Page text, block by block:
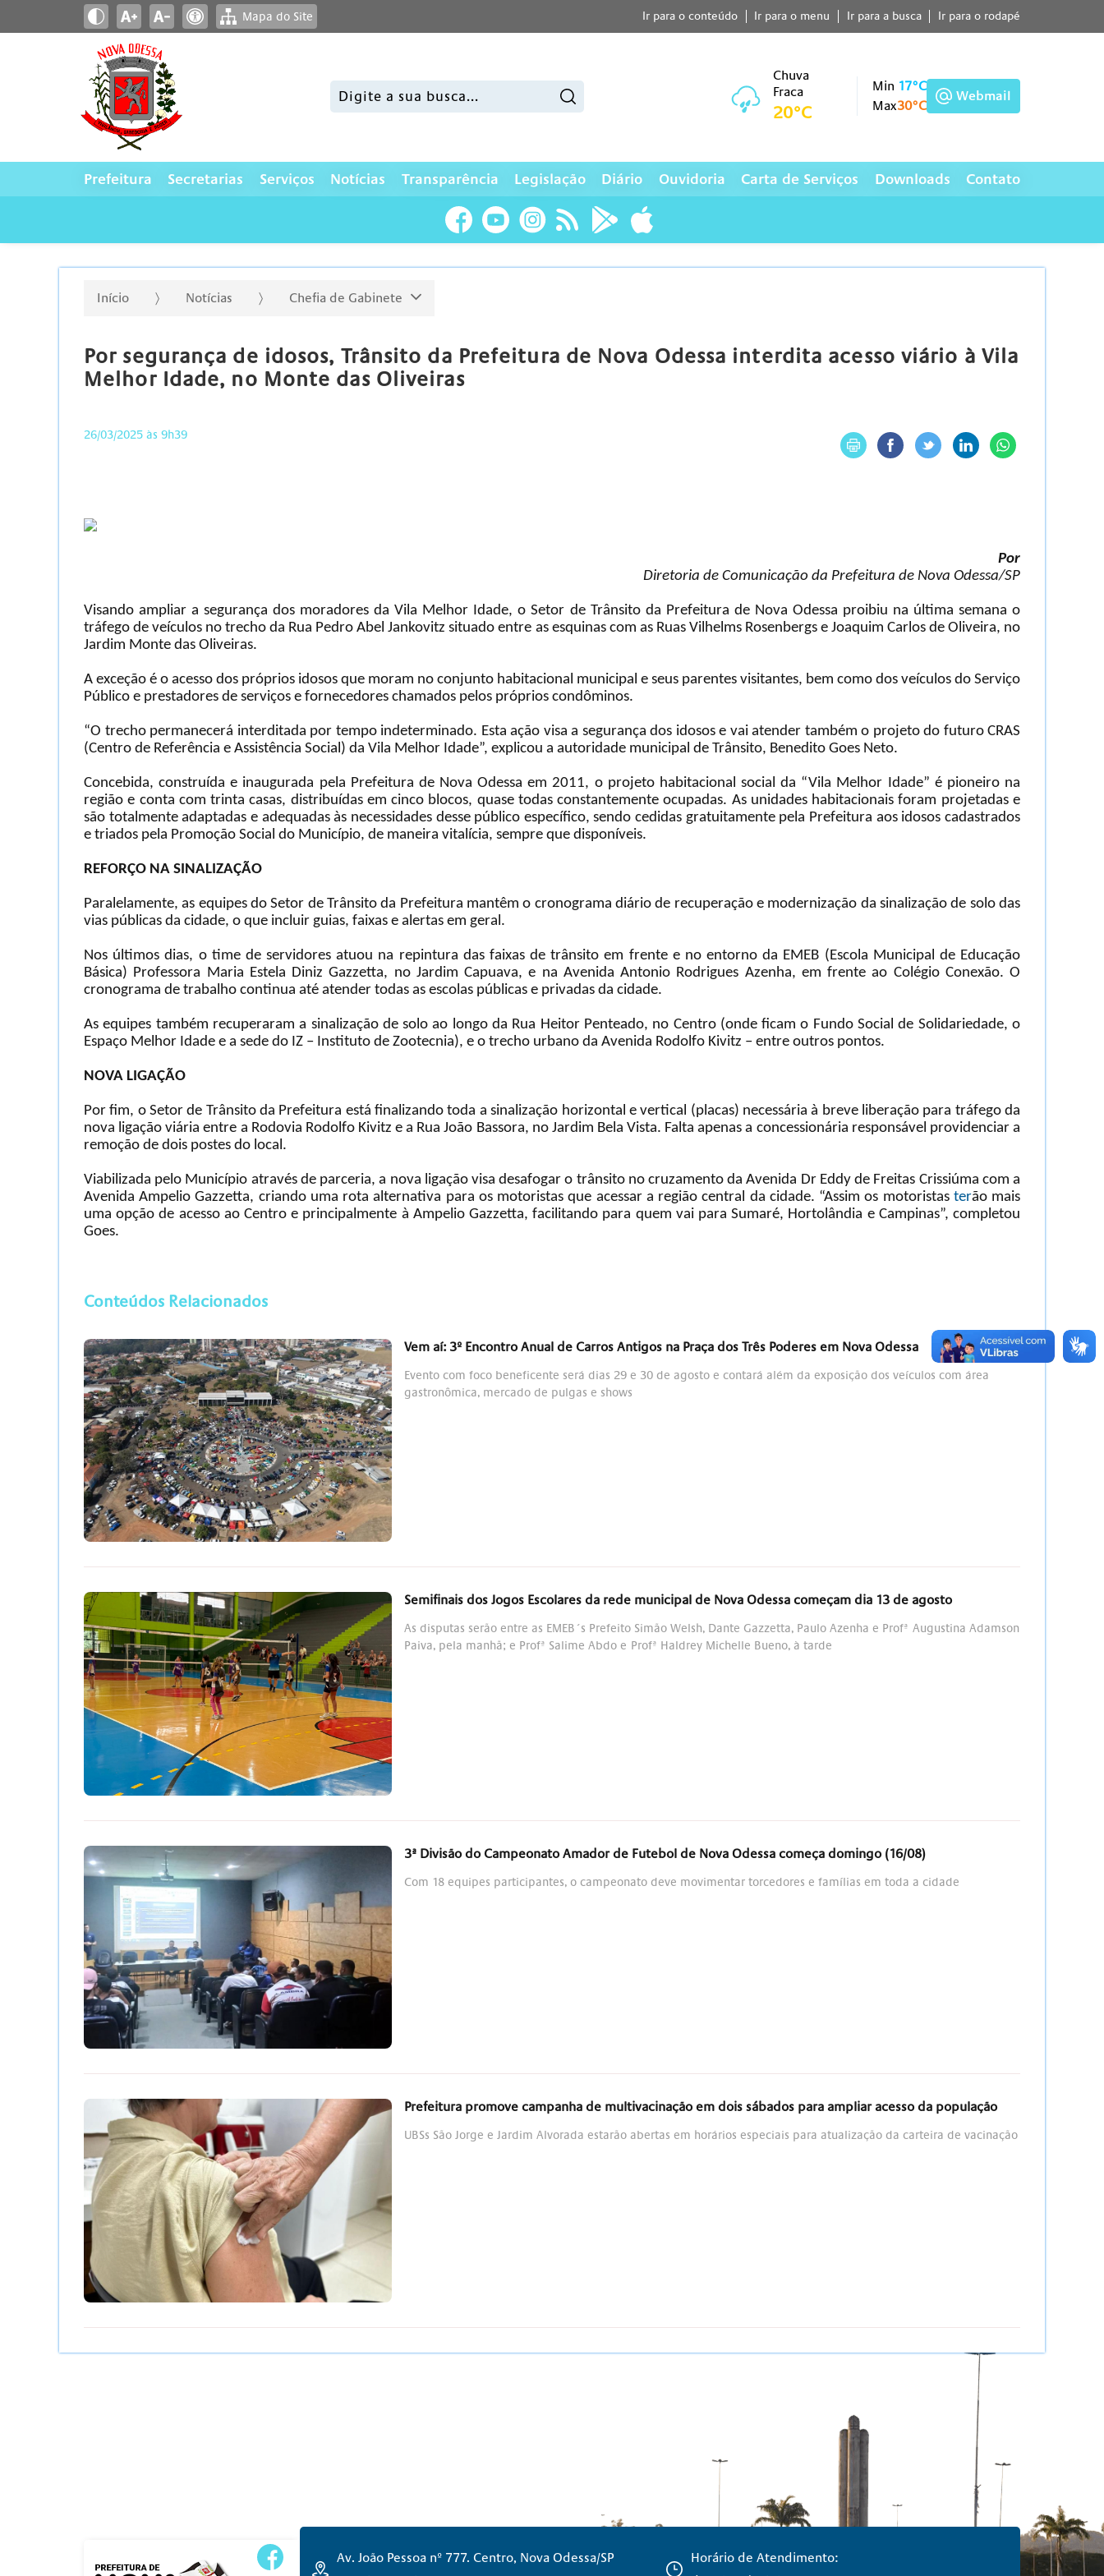
Mapa do Site Ir para o conteúdo Ir para o menu Ir para a busca Ir para o rodapé
Pesquisar:
Chuva
Fraca
20°C
Min 17°C
Max30°C
Webmail
Prefeitura Secretarias Serviços Notícias Transparência Legislação Diário Ouvidoria Carta de Serviços Downloads Contato
Início Notícias Chefia de Gabinete
Por segurança de idosos, Trânsito da Prefeitura de Nova Odessa interdita acesso viário à Vila
Melhor Idade, no Monte das Oliveiras
26/03/2025 às 9h39
Por
Diretoria de Comunicação da Prefeitura de Nova Odessa/SP
Visando ampliar a segurança dos moradores da Vila Melhor Idade, o Setor de Trânsito da Prefeitura de Nova Odessa proibiu na última semana o
tráfego de veículos no trecho da Rua Pedro Abel Jankovitz situado entre as esquinas com as Ruas Vilhelms Rosenbergs e Joaquim Carlos de Oliveira, no
Jardim Monte das Oliveiras.
A exceção é o acesso dos próprios idosos que moram no conjunto habitacional municipal e seus parentes visitantes, bem como dos veículos do Serviço
Público e prestadores de serviços e fornecedores chamados pelos próprios condôminos.
“O trecho permanecerá interditada por tempo indeterminado. Esta ação visa a segurança dos idosos e vai atender também o projeto do futuro CRAS
(Centro de Referência e Assistência Social) da Vila Melhor Idade”, explicou a autoridade municipal de Trânsito, Benedito Goes Neto.
Concebida, construída e inaugurada pela Prefeitura de Nova Odessa em 2011, o projeto habitacional social da “Vila Melhor Idade” é pioneiro na
região e conta com trinta casas, distribuídas em cinco blocos, quase todas constantemente ocupadas. As unidades habitacionais foram projetadas e
são totalmente adaptadas e adequadas às necessidades desse público específico, sendo cedidas gratuitamente pela Prefeitura aos idosos cadastrados
e triados pela Promoção Social do Município, de maneira vitalícia, sempre que disponíveis.
REFORÇO NA SINALIZAÇÃO
Paralelamente, as equipes do Setor de Trânsito da Prefeitura mantêm o cronograma diário de recuperação e modernização da sinalização de solo das
vias públicas da cidade, o que incluir guias, faixas e alertas em geral.
Nos últimos dias, o time de servidores atuou na repintura das faixas de trânsito em frente e no entorno da EMEB (Escola Municipal de Educação
Básica) Professora Maria Estela Diniz Gazzetta, no Jardim Capuava, e na Avenida Antonio Rodrigues Azenha, em frente ao Colégio Conexão. O
cronograma de trabalho continua até atender todas as escolas públicas e privadas da cidade.
As equipes também recuperaram a sinalização de solo ao longo da Rua Heitor Penteado, no Centro (onde ficam o Fundo Social de Solidariedade, o
Espaço Melhor Idade e a sede do IZ – Instituto de Zootecnia), e o trecho urbano da Avenida Rodolfo Kivitz – entre outros pontos.
NOVA LIGAÇÃO
Por fim, o Setor de Trânsito da Prefeitura está finalizando toda a sinalização horizontal e vertical (placas) necessária à breve liberação para tráfego da
nova ligação viária entre a Rodovia Rodolfo Kivitz e a Rua João Bassora, no Jardim Bela Vista. Falta apenas a concessionária responsável providenciar a
remoção de dois postes do local.
Viabilizada pelo Município através de parceria, a nova ligação visa desafogar o trânsito no cruzamento da Avenida Dr Eddy de Freitas Crissiúma com a
Avenida Ampelio Gazzetta, criando uma rota alternativa para os motoristas que acessar a região central da cidade. “Assim os motoristas terão mais
uma opção de acesso ao Centro e principalmente à Ampelio Gazzetta, facilitando para quem vai para Sumaré, Hortolândia e Campinas”, completou
Goes.
Conteúdos Relacionados
Vem aí: 3º Encontro Anual de Carros Antigos na Praça dos Três Poderes em Nova Odessa
Evento com foco beneficente será dias 29 e 30 de agosto e contará além da exposição dos veículos com área
gastronômica, mercado de pulgas e shows
Semifinais dos Jogos Escolares da rede municipal de Nova Odessa começam dia 13 de agosto
As disputas serão entre as EMEB´s Prefeito Simão Welsh, Dante Gazzetta, Paulo Azenha e Profª Augustina Adamson
Paiva, pela manhã; e Profª Salime Abdo e Profª Haldrey Michelle Bueno, à tarde
3ª Divisão do Campeonato Amador de Futebol de Nova Odessa começa domingo (16/08)
Com 18 equipes participantes, o campeonato deve movimentar torcedores e famílias em toda a cidade
Prefeitura promove campanha de multivacinação em dois sábados para ampliar acesso da população
UBSs São Jorge e Jardim Alvorada estarão abertas em horários especiais para atualização da carteira de vacinação
Av. João Pessoa nº 777. Centro, Nova Odessa/SP
Horário de Atendimento: